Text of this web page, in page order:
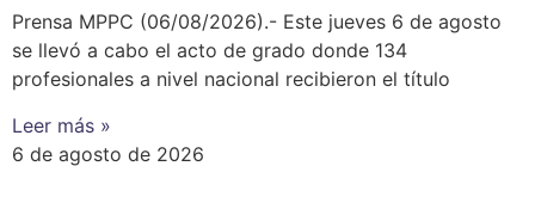
Prensa MPPC (06/08/2026).- Este jueves 6 de agosto
se llevó a cabo el acto de grado donde 134
profesionales a nivel nacional recibieron el título
Leer más »
6 de agosto de 2026